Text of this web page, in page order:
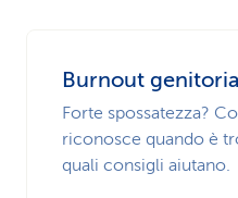
Burnout
Forte spossatezza?
riconosce quando è
quali consigli aiutano.